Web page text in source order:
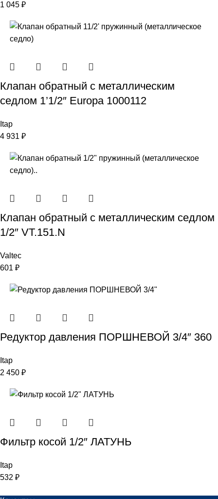
1 045 ₽
Клапан обратный с металлическим
седлом 1’1/2″ Europa 1000112
Itap
4 931 ₽
Клапан обратный с металлическим седлом
1/2″ VT.151.N
Valtec
601 ₽
Редуктор давления ПОРШНЕВОЙ 3/4″ 360
Itap
2 450 ₽
Фильтр косой 1/2″ ЛАТУНЬ
Itap
532 ₽